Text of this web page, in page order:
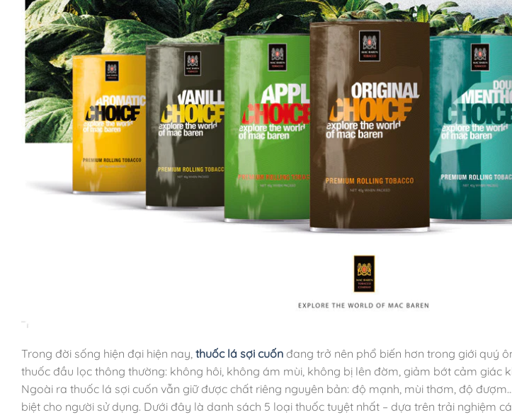
Trong đời sống hiện đại hiện nay, thuốc lá sợi cuốn đang trở nên phổ biến hơn trong giới quý
thuốc đầu lọc thông thường: không hôi, không ám mùi, không bị lên đờm, giảm bớt cảm giác
Ngoài ra thuốc lá sợi cuốn vẫn giữ được chất riêng nguyên bản: độ mạnh, mùi thơm, độ
biệt cho người sử dụng. Dưới đây là danh sách 5 loại thuốc tuyệt nhất – dựa trên trải nghiệm